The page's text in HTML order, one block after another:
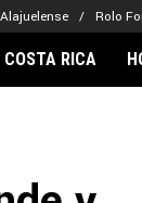
Rolo
Noticias
COSTA RICA